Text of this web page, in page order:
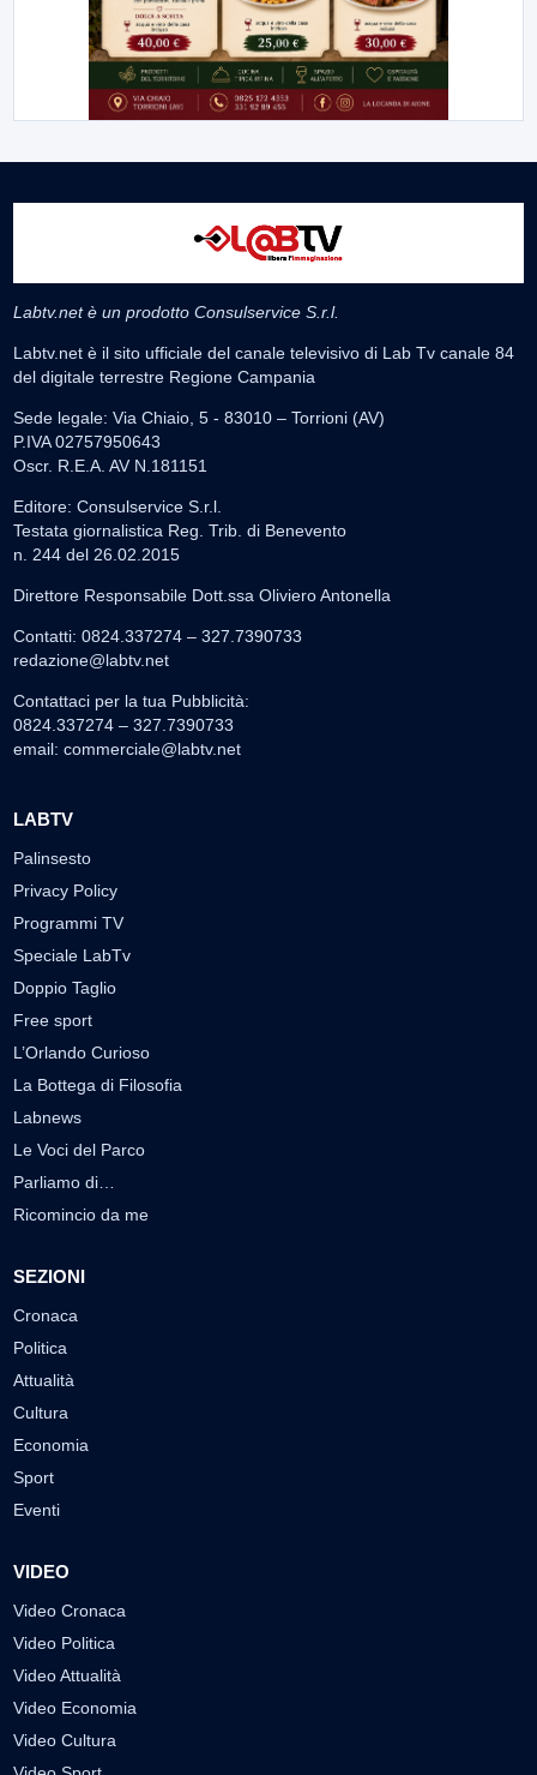
Labtv.net è un prodotto Consulservice S.r.l.
Labtv.net è il sito ufficiale del canale televisivo di Lab Tv canale 84
del digitale terrestre Regione Campania
Sede legale: Via Chiaio, 5 - 83010 – Torrioni (AV)
P.IVA 02757950643
Oscr. R.E.A. AV N.181151
Editore: Consulservice S.r.l.
Testata giornalistica Reg. Trib. di Benevento
n. 244 del 26.02.2015
Direttore Responsabile Dott.ssa Oliviero Antonella
Contatti: 0824.337274 – 327.7390733
redazione@labtv.net
Contattaci per la tua Pubblicità:
0824.337274 – 327.7390733
email: commerciale@labtv.net
LABTV
Palinsesto
Privacy Policy
Programmi TV
Speciale LabTv
Doppio Taglio
Free sport
L’Orlando Curioso
La Bottega di Filosofia
Labnews
Le Voci del Parco
Parliamo di…
Ricomincio da me
SEZIONI
Cronaca
Politica
Attualità
Cultura
Economia
Sport
Eventi
VIDEO
Video Cronaca
Video Politica
Video Attualità
Video Economia
Video Cultura